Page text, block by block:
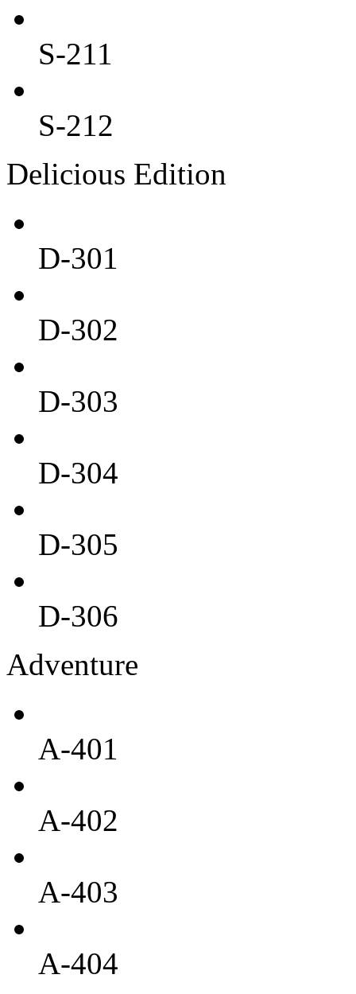
S-211
S-212
Delicious Edition
D-301
D-302
D-303
D-304
D-305
D-306
Adventure
A-401
A-402
A-403
A-404